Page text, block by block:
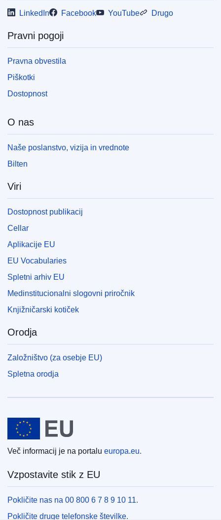
LinkedIn Facebook YouTube Drugo
Pravni pogoji
Pravna obvestila
Piškotki
Dostopnost
O nas
Naše poslanstvo, vizija in vrednote
Bilten
Viri
Dostopnost publikacij
Cellar
Aplikacije EU
EU Vocabularies
Spletni arhiv EU
Medinstitucionalni slogovni priročnik
Knjižničarski kotiček
Orodja
Založništvo (za osebje EU)
Spletna orodja
Evropska unija
Več informacij je na portalu europa.eu.
Vzpostavite stik z EU
Pokličite nas na 00 800 6 7 8 9 10 11.
Pokličite druge telefonske številke.